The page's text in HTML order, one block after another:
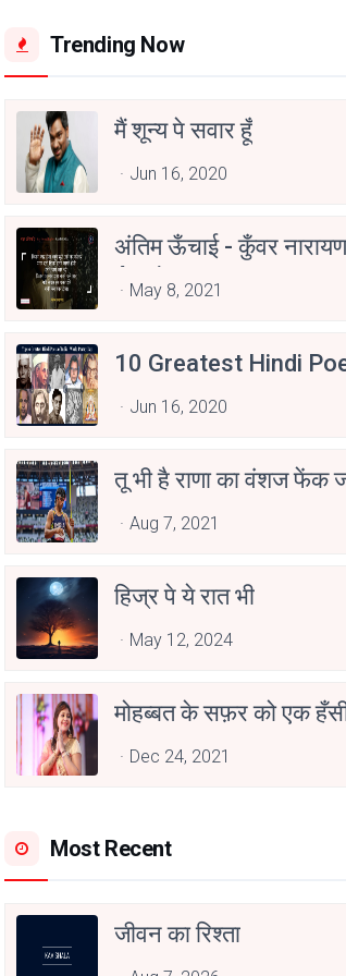
Trending Now
मैं शून्य पे सवार हूँ
Jun 16, 2020
अंतिम ऊँचाई - कुँवर
Aspirants
May 8, 2021
10 Greatest Hindi
Jun 16, 2020
तू भी है राणा का वंशज फेंक
Aug 7, 2021
हिज्र पे ये रात भी
May 12, 2024
Dec 24, 2021
Most Recent
जीवन का रिश्ता